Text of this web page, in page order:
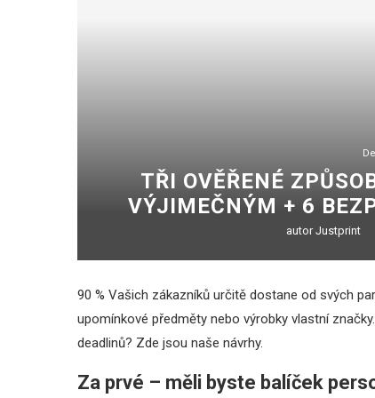
TŘI OVĚŘENÉ
VÝJIMEČNÝM + 6
autorJustprint
90 % Vašich zákazníků určitě dostane od svých
upomínkové předměty nebo výrobky vlastní
deadlinů? Zde jsou naše návrhy.
Za prvé – měli byste balíček